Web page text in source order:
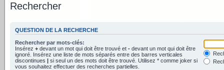
Rechercher
QUESTION DE LA RECHERCHE
Rechercher par mots-clés:
Insérez + devant un mot qui doit être trouvé et - devant un mot qui doit être
ignoré. Insérez une liste de mots séparés entre des barres verticales
discontinues | si seul un des mots doit être trouvé. Utilisez * comme joker si
vous souhaitez effectuer des recherches partielles.